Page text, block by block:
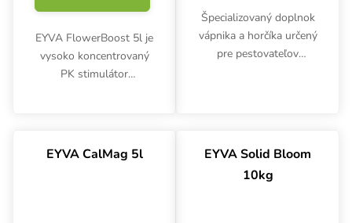
EYVA FlowerBoost 5l je
vysoko koncentrovaný
PK stimulátor
Zintenzívňuje tvorbu
kvetov, zlepšuje chuť a
Špecializovaný doplnok
vápnika a horčíka určený
pre pestovateľov
nedostatkom živín,...
EYVA CalMag 5l
EYVA Solid Bloom
10kg